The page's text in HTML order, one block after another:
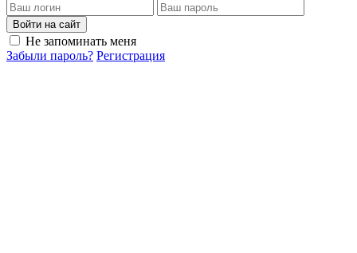
Войти на сайт
Не запоминать меня
Забыли пароль? Регистрация